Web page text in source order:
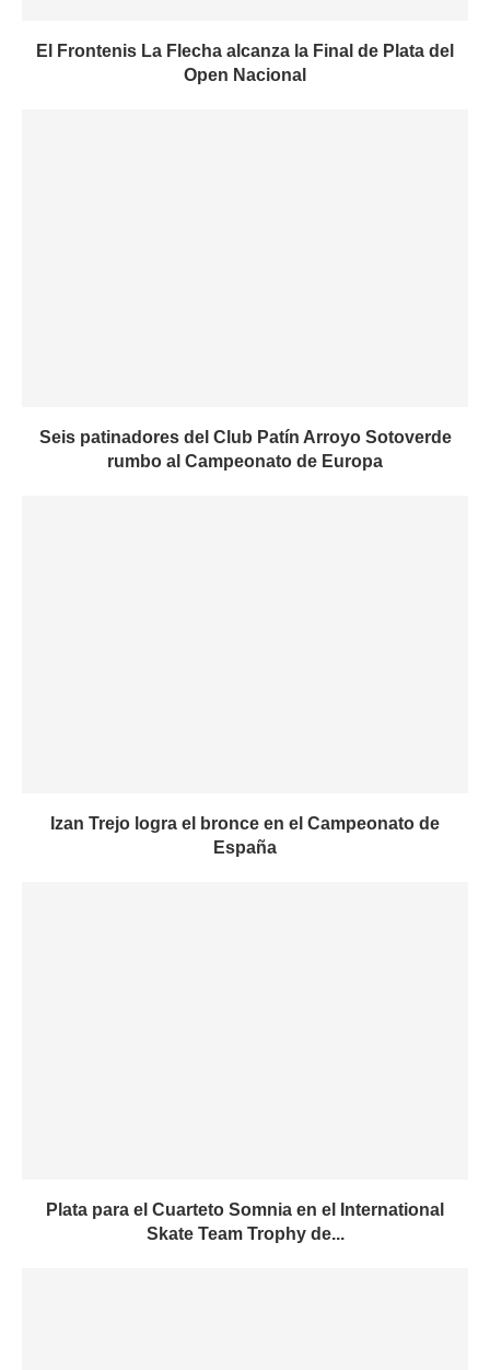
El Frontenis La Flecha alcanza la Final de Plata del
Open Nacional
Seis patinadores del Club Patín Arroyo Sotoverde
rumbo al Campeonato de Europa
Izan Trejo logra el bronce en el Campeonato de
España
Plata para el Cuarteto Somnia en el International
Skate Team Trophy de...